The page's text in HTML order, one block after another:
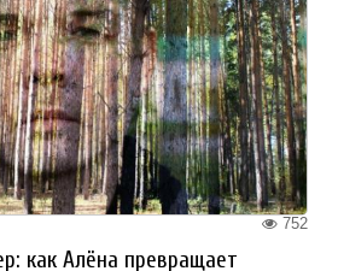
752
как Алёна превращает